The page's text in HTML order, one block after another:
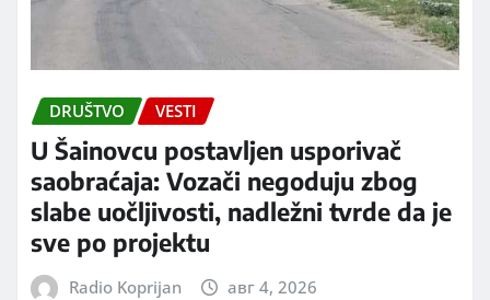
DRUŠTVO VESTI
U Šainovcu postavljen usporivač
saobraćaja: Vozači negoduju zbog
slabe uočljivosti, nadležni tvrde da je
sve po projektu
Radio Koprijan авг 4, 2026